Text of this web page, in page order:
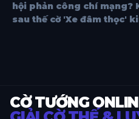
hội phản công chí mạng?
sau thế cờ 'Xe đâm thọc'
CỜ TƯỚNG